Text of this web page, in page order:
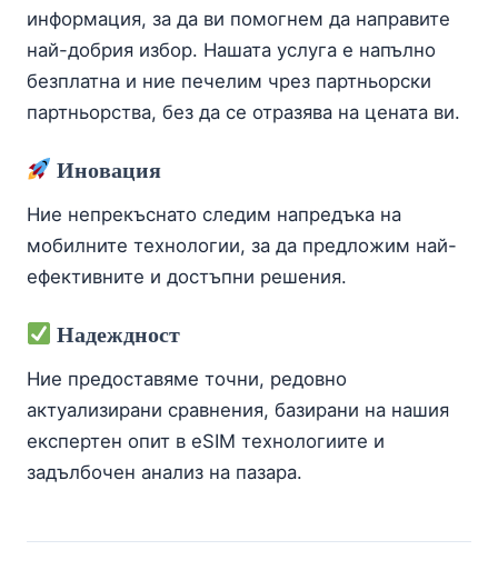
информация, за да ви помогнем да направите
най-добрия избор. Нашата услуга е напълно
безплатна и ние печелим чрез партньорски
партньорства, без да се отразява на цената ви.
Иновация
Ние непрекъснато следим напредъка на
мобилните технологии, за да предложим най-
ефективните и достъпни решения.
Надеждност
Ние предоставяме точни, редовно
актуализирани сравнения, базирани на нашия
експертен опит в eSIM технологиите и
задълбочен анализ на пазара.